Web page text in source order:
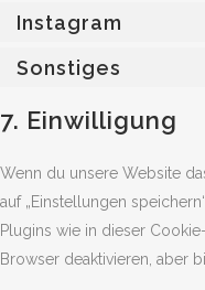
Instagram
Sonstiges
7. Einwilligung
Wenn du unsere Website
auf „Einstellungen
Plugins wie in dieser
Browser deaktivieren, aber